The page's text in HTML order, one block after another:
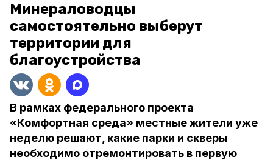
Минераловодцы
самостоятельно выберут
территории для
благоустройства
В рамках федерального проекта
«Комфортная среда» местные жители уже
неделю решают, какие парки и скверы
необходимо отремонтировать в первую